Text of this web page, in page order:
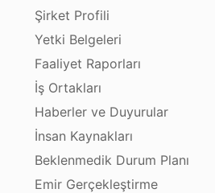
Şirket Profili
Yetki Belgeleri
Faaliyet Raporları
İş Ortakları
Haberler ve Duyurular
İnsan Kaynakları
Beklenmedik Durum Planı
Emir Gerçekleştirme